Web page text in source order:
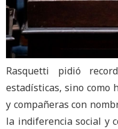
Rasquetti pidió
estadísticas, sino como
y compañeras con
la indiferencia social y